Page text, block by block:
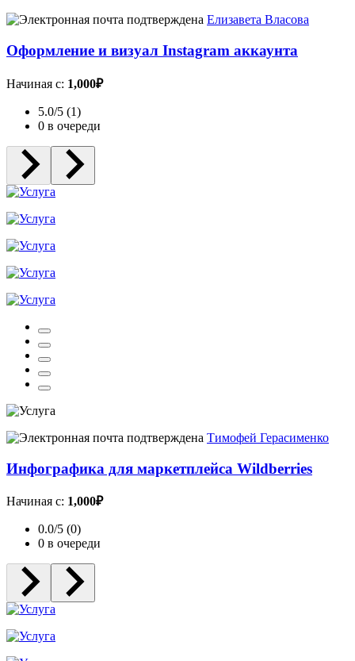
Елизавета Власова
Оформление и визуал Instagram аккаунта
Начиная с: 1,000₽
5.0/5 (1)
0 в очереди
Тимофей Герасименко
Инфографика для маркетплейса Wildberries
Начиная с: 1,000₽
0.0/5 (0)
0 в очереди